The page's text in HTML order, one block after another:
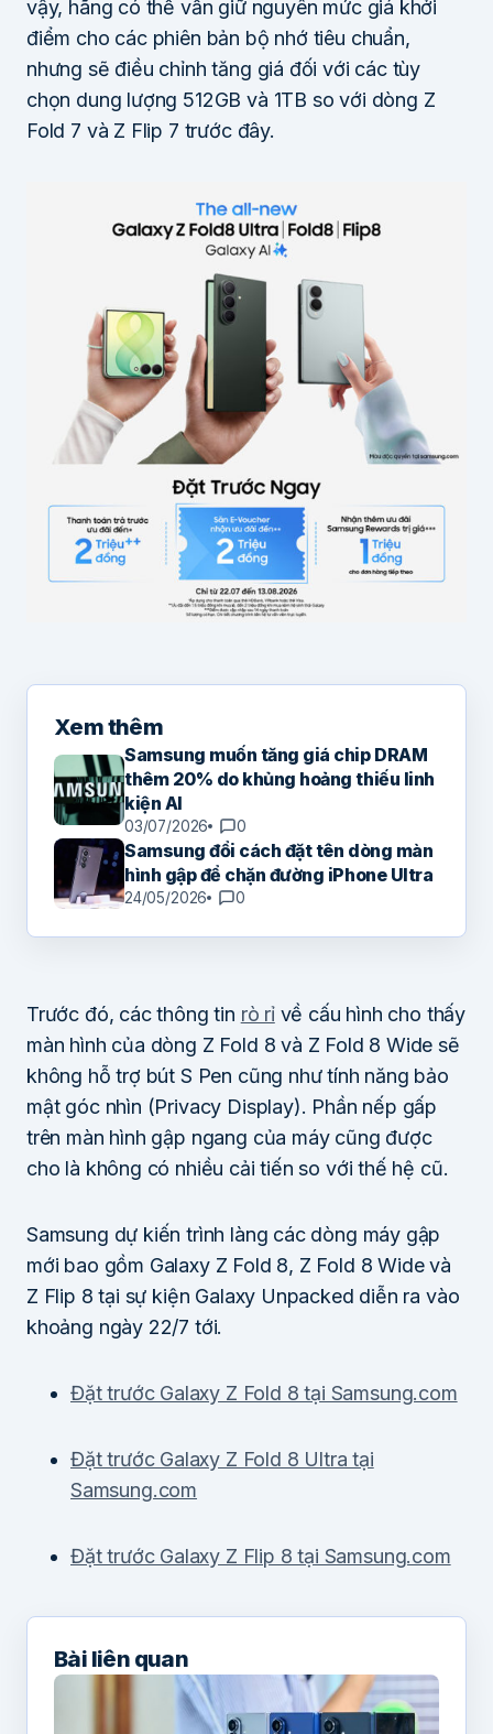
vậy, hãng có thể vẫn giữ nguyên mức giá khởi
điểm cho các phiên bản bộ nhớ tiêu chuẩn,
nhưng sẽ điều chỉnh tăng giá đối với các tùy
chọn dung lượng 512GB và 1TB so với dòng Z
Fold 7 và Z Flip 7 trước đây.
Xem thêm
Samsung muốn tăng giá chip DRAM
thêm 20% do khủng hoảng thiếu linh
kiện AI
03/07/2026 0
Samsung đổi cách đặt tên dòng màn
hình gập để chặn đường iPhone Ultra
24/05/2026 0
Trước đó, các thông tin rò rỉvề cấu hình cho thấy
màn hình của dòng Z Fold 8 và Z Fold 8 Wide sẽ
không hỗ trợ bút S Pen cũng như tính năng bảo
mật góc nhìn (Privacy Display). Phần nếp gấp
trên màn hình gập ngang của máy cũng được
cho là không có nhiều cải tiến so với thế hệ cũ.
Samsung dự kiến trình làng các dòng máy gập
mới bao gồm Galaxy Z Fold 8, Z Fold 8 Wide và
Z Flip 8 tại sự kiện Galaxy Unpacked diễn ra vào
khoảng ngày 22/7 tới.
Bài liên quan
Đặt trước Galaxy Z Fold 8 tại Samsung.com
Đặt trước Galaxy Z Fold 8 Ultra tại
Samsung.com
Đặt trước Galaxy Z Flip 8 tại Samsung.com